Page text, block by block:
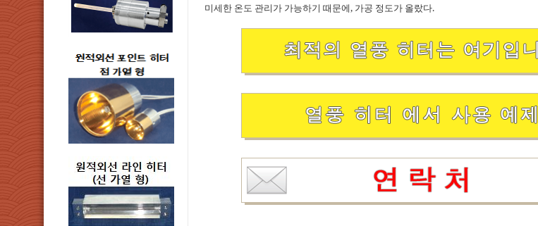
미세한 온도 관리가 가능하기 때문에, 가공 정도가 올랐다.